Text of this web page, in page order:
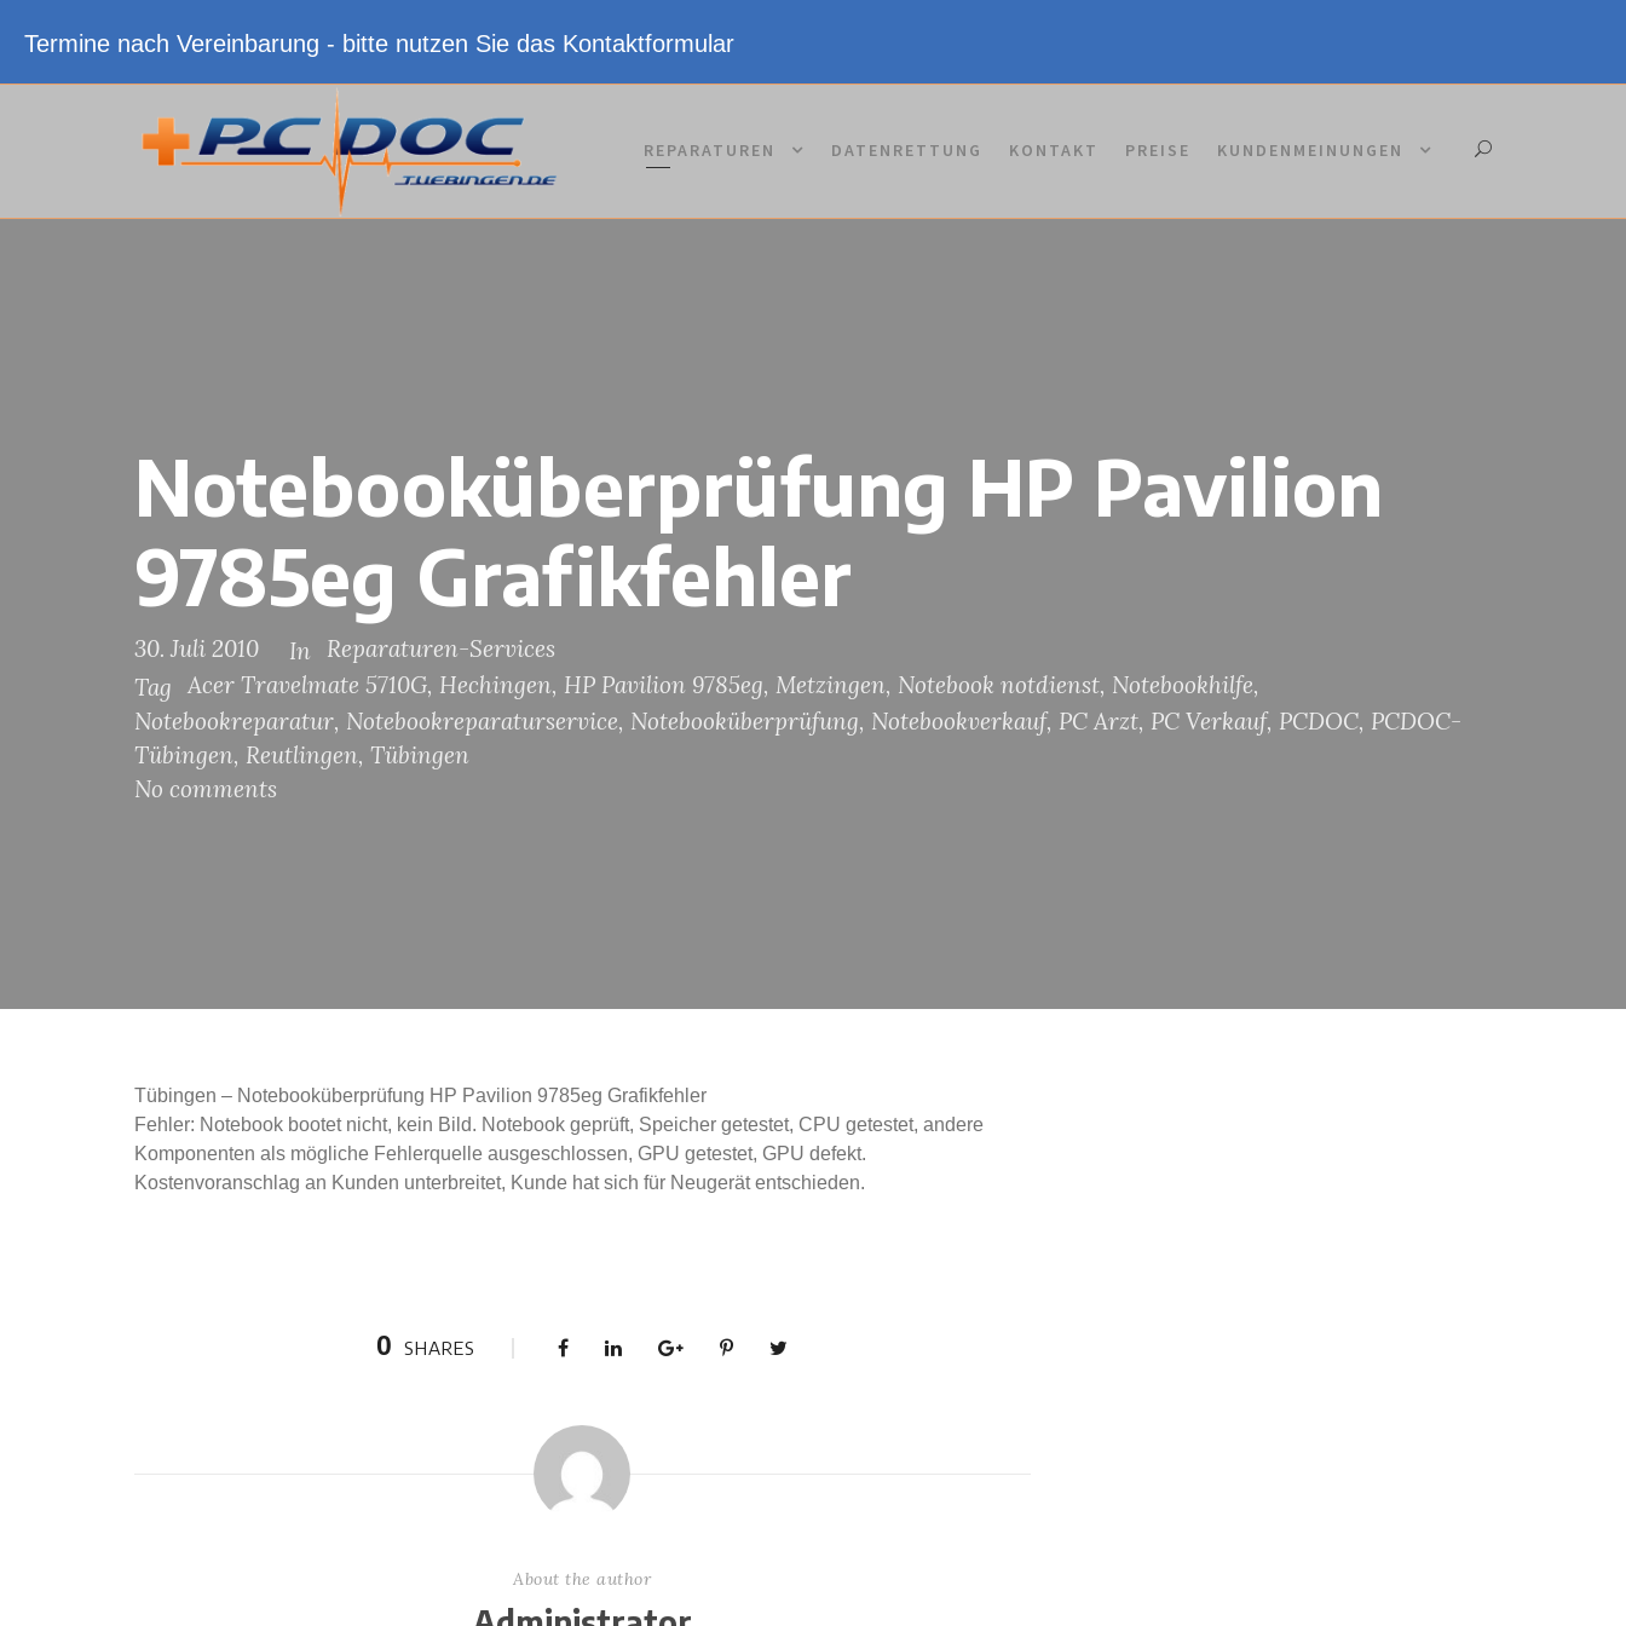
Termine nach Vereinbarung - bitte nutzen Sie das Kontaktformular
REPARATUREN DATENRETTUNG KONTAKT PREISE KUNDENMEINUNGEN
Notebooküberprüfung HP Pavilion
9785eg Grafikfehler
30. Juli 2010 In
Reparaturen-Services
Tag
Acer Travelmate 5710G, Hechingen, HP Pavilion 9785eg, Metzingen, Notebook notdienst, Notebookhilfe,
Notebookreparatur, Notebookreparaturservice, Notebooküberprüfung, Notebookverkauf, PC Arzt, PC Verkauf, PCDOC, PCDOC-
Tübingen, Reutlingen, Tübingen
No comments
Tübingen – Notebooküberprüfung HP Pavilion 9785eg Grafikfehler
Fehler: Notebook bootet nicht, kein Bild. Notebook geprüft, Speicher getestet, CPU getestet, andere
Komponenten als mögliche Fehlerquelle ausgeschlossen, GPU getestet, GPU defekt.
Kostenvoranschlag an Kunden unterbreitet, Kunde hat sich für Neugerät entschieden.
0 SHARES
About the author